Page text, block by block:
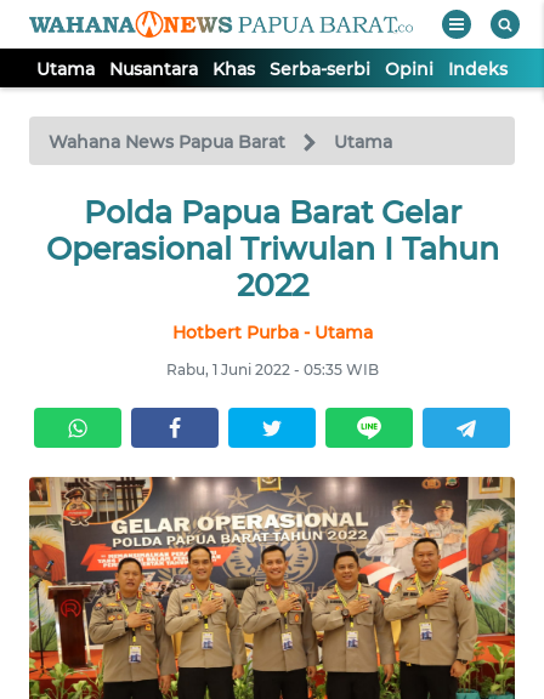
Utama Nusantara Khas Serba-serbi Opini Indeks
Wahana News Papua Barat Utama
Polda Papua Barat Gelar
Operasional Triwulan I Tahun
2022
Hotbert Purba - Utama
Rabu, 1 Juni 2022 - 05:35 WIB
TV
Tutup
UTAMA
SERBA-
SERBI
OPINI
Informasi
INDEKS
BERITA